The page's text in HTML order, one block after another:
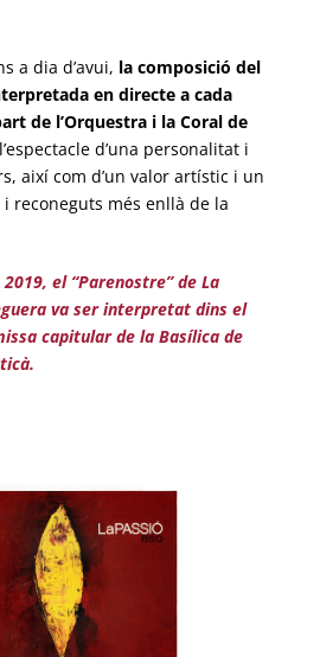
a dia d’avui, la composició del
en directe a cada
de l’Orquestra i la Coral de
d’una personalitat i
així com d’un valor artístic i un
reconeguts més enllà de la
el “Parenostre” de La
va ser interpretat dins el
capitular de la Basílica de